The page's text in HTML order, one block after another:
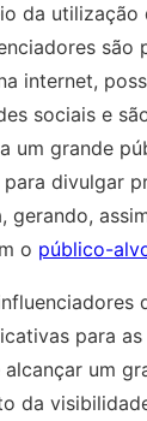
da utilização
são
internet,
sociais e
um grande
divulgar
gerando,
o público-
para
um
da